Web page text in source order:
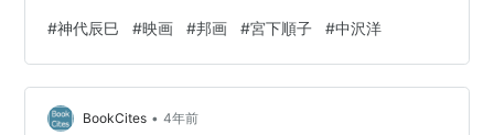
が、このセピアがかった映像もまた雰囲気があって良か
った。 前作は色事に関するあれこれをしっとりと描いて
いたような記憶があるが、今回は色街で育った少年のモ
ンスターぶりがじっとりと描かれていく。ただでさえそ
#神代辰巳 #映画 #邦画 #宮下順子 #中沢洋
BookCites • 4年前